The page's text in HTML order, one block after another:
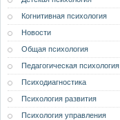
Когнитивная психология
Новости
Общая психология
Педагогическая психология
Психодиагностика
Психология развития
Психология управления